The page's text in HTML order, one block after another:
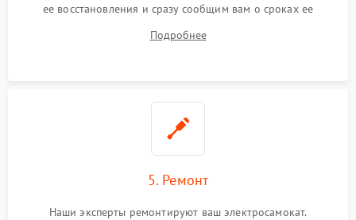
ее восстановления и сразу сообщим вам о сроках ее
Подробнее
5. Ремонт
Наши эксперты ремонтируют ваш электросамокат.